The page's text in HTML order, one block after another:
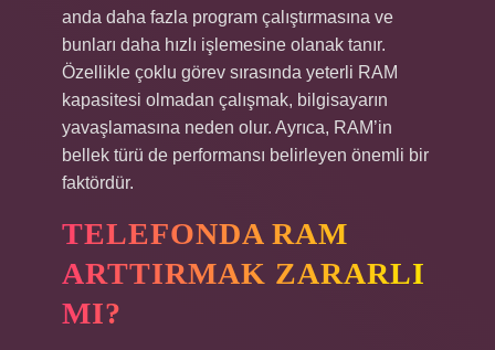
anda daha fazla program çalıştırmasına ve
bunları daha hızlı işlemesine olanak tanır.
Özellikle çoklu görev sırasında yeterli RAM
kapasitesi olmadan çalışmak, bilgisayarın
yavaşlamasına neden olur. Ayrıca, RAM’in
bellek türü de performansı belirleyen önemli bir
faktördür.
TELEFONDA RAM
ARTTIRMAK ZARARLI
MI?